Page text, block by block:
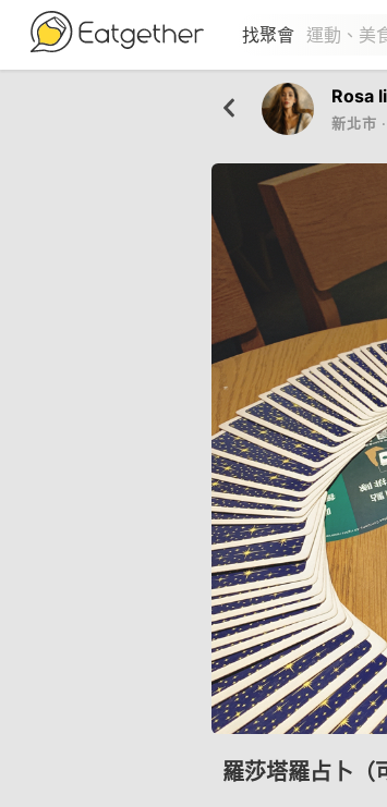
找聚會
Rosa
新北市 ‧
羅莎塔羅占卜（